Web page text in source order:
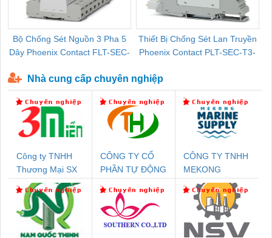
Bộ Chống Sét Nguồn 3 Pha 5
Dây Phoenix Contact FLT-SEC-
Thiết Bị Chống Sét Lan Truyền
Phoenix Contact PLT-SEC-T3-
Nhà cung cấp chuyên nghiệp
Công ty TNHH
Thương Mại SX
Ba Miền
CÔNG TY CỔ
PHẦN TỰ ĐỘNG
CÔNG TY TNHH
MEKONG
MARINE
SUPPLY